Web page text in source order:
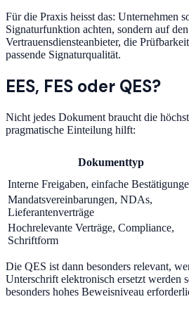
Für die Praxis heisst das: Unternehmen
Signaturfunktion achten, sondern auf
Vertrauensdiensteanbieter, die
passende Signaturqualität.
EES, FES oder QES?
Nicht jedes Dokument braucht die
pragmatische Einteilung hilft:
Dokumenttyp
Interne Freigaben, einfache
Mandatsvereinbarungen, NDAs,
Lieferantenverträge
Hochrelevante Verträge, Compliance,
Schriftform
Die QES ist dann besonders relevant,
Unterschrift elektronisch ersetzt werden
besonders hohes Beweisniveau